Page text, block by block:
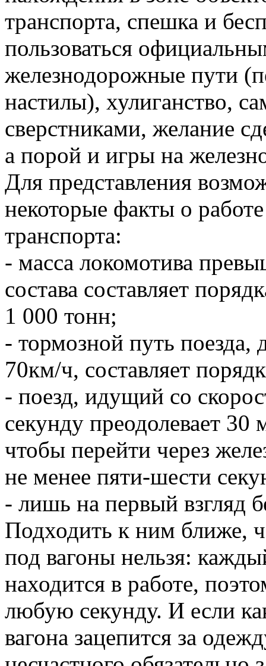
транспорта, спешка и
пользоваться
железнодорожные пути
настилы), хулиганство,
сверстниками, желание
а порой и игры на
Для представления
некоторые факты о
транспорта:
- масса локомотива
состава составляет
1 000 тонн;
- тормозной путь
70км/ч, составляет
- поезд, идущий со
секунду преодолевает
чтобы перейти через
не менее пяти-шести
- лишь на первый взгляд
Подходить к ним ближе,
под вагоны нельзя:
находится в работе,
любую секунду. И если
вагона зацепится за